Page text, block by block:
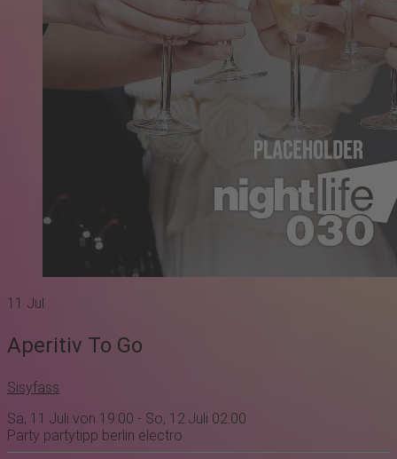
11 Jul
Aperitiv To Go
Sisyfass
Sa, 11.Juli von 19:00 - So, 12.Juli 02:00
Party partytipp berlin electro